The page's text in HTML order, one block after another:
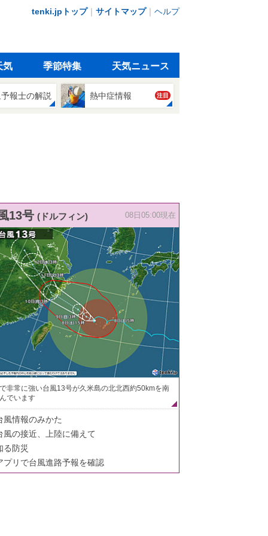
tenki.jpトップ｜ サイトマップ｜ ヘルプ
気 季節特集 天気ニュース
報士の解説 熱中症情報 注目
13号 (ドルフィン) 08日05:00現在
非常に強い台風13号が久米島の北北西約50kmを南
でいます
風情報のみかた
風の接近、上陸に備えて
る防災
プリで台風進路予報を確認